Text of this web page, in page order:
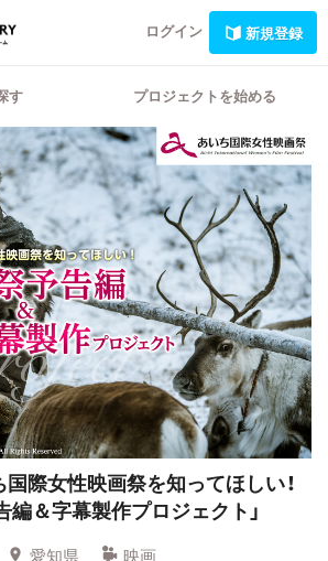
ログイン 新規登録
す プロジェクトを始める
国際女性映画祭を知ってほしい！
編＆字幕製作プロジェクト」
愛知県
映画